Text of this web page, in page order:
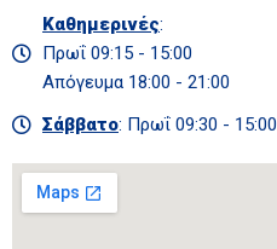
Καθημερινές:
Πρωΐ 09:15 - 15:00
Απόγευμα 18:00 - 21:00
Σάββατο: Πρωΐ 09:30 - 15:00